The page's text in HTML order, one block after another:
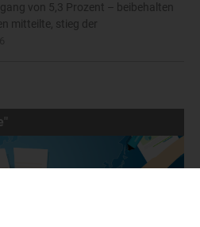
von 5,3 Prozent – beibehalten
mitteilte, stieg der